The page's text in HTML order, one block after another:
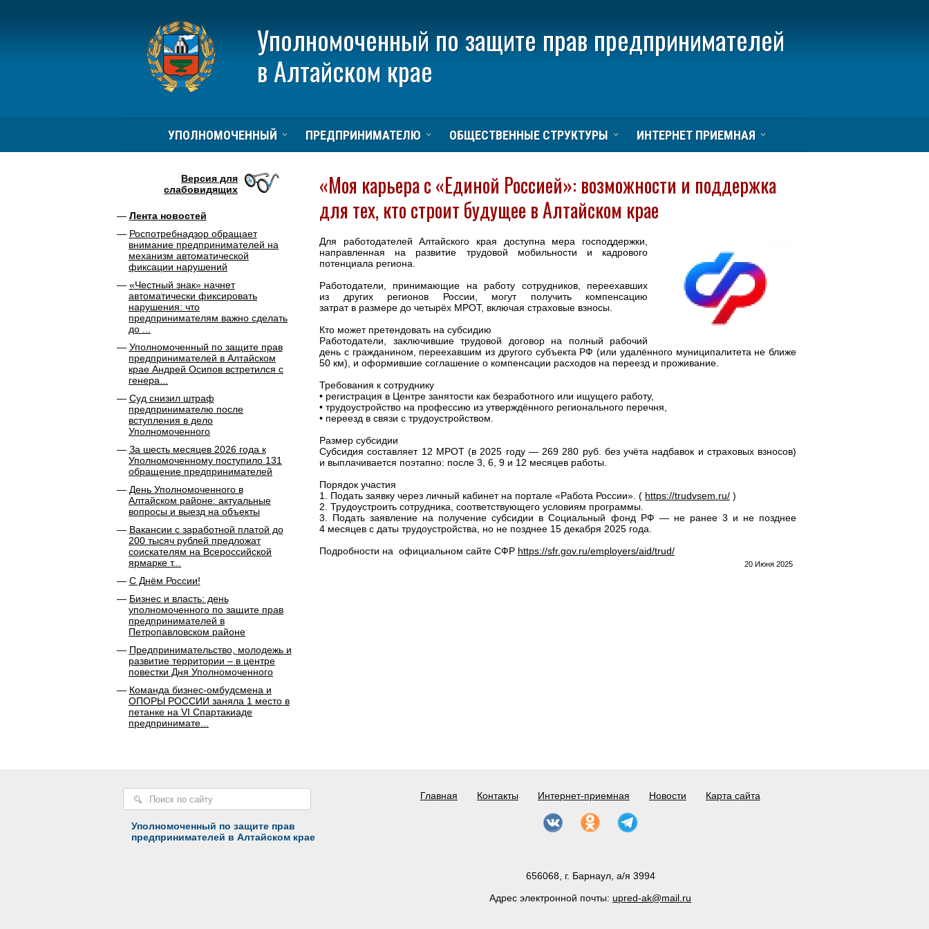
Уполномоченный по защите прав предпринимателей
в Алтайском крае
УПОЛНОМОЧЕННЫЙ ПРЕДПРИНИМАТЕЛЮ ОБЩЕСТВЕННЫЕ СТРУКТУРЫ ИНТЕРНЕТ ПРИЕМНАЯ
Версия для
слабовидящих
Лента новостей
Роспотребнадзор обращает
внимание предпринимателей на
механизм автоматической
фиксации нарушений
«Честный знак» начнет
автоматически фиксировать
нарушения: что
предпринимателям важно сделать
до ...
Уполномоченный по защите прав
предпринимателей в Алтайском
крае Андрей Осипов встретился с
генера...
Суд снизил штраф
предпринимателю после
вступления в дело
Уполномоченного
За шесть месяцев 2026 года к
Уполномоченному поступило 131
обращение предпринимателей
День Уполномоченного в
Алтайском районе: актуальные
вопросы и выезд на объекты
Вакансии с заработной платой до
200 тысяч рублей предложат
соискателям на Всероссийской
ярмарке т...
С Днём России!
Бизнес и власть: день
уполномоченного по защите прав
предпринимателей в
Петропавловском районе
Предпринимательство, молодежь и
развитие территории – в центре
повестки Дня Уполномоченного
Команда бизнес-омбудсмена и
ОПОРЫ РОССИИ заняла 1 место в
петанке на VI Спартакиаде
предпринимате...
«Моя карьера с «Единой Россией»: возможности и поддержка
для тех, кто строит будущее в Алтайском крае
Для работодателей Алтайского края доступна мера господдержки,
направленная на развитие трудовой мобильности и кадрового
потенциала региона.
Работодатели, принимающие на работу сотрудников, переехавших
из других регионов России, могут получить компенсацию
затрат в размере до четырёх МРОТ, включая страховые взносы.
Кто может претендовать на субсидию
Работодатели, заключившие трудовой договор на полный рабочий
день с гражданином, переехавшим из другого субъекта РФ (или удалённого муниципалитета не ближе
50 км), и оформившие соглашение о компенсации расходов на переезд и проживание.
Требования к сотруднику
• регистрация в Центре занятости как безработного или ищущего работу,
• трудоустройство на профессию из утверждённого регионального перечня,
• переезд в связи с трудоустройством.
Размер субсидии
Субсидия составляет 12 МРОТ (в 2025 году — 269 280 руб. без учёта надбавок и страховых взносов)
и выплачивается поэтапно: после 3, 6, 9 и 12 месяцев работы.
Порядок участия
1. Подать заявку через личный кабинет на портале «Работа России». ( https://trudvsem.ru/ )
2. Трудоустроить сотрудника, соответствующего условиям программы.
3. Подать заявление на получение субсидии в Социальный фонд РФ — не ранее 3 и не позднее
4 месяцев с даты трудоустройства, но не позднее 15 декабря 2025 года.
Подробности на официальном сайте СФР https://sfr.gov.ru/employers/aid/trud/
20 Июня 2025
Уполномоченный по защите прав
предпринимателей в Алтайском крае
Главная Контакты Интернет-приемная Новости Карта сайта
656068, г. Барнаул, а/я 3994
Адрес электронной почты: upred-ak@mail.ru